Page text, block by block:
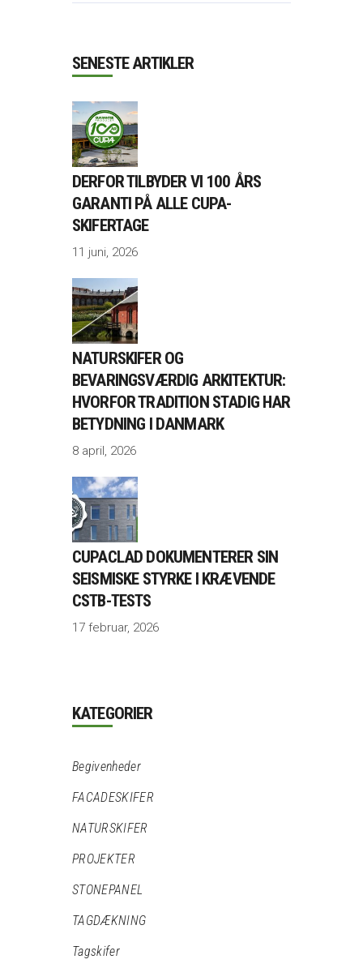
SENESTE ARTIKLER
DERFOR TILBYDER VI 100 ÅRS
GARANTI PÅ ALLE CUPA-
SKIFERTAGE
11 juni, 2026
NATURSKIFER OG
BEVARINGSVÆRDIG ARKITEKTUR:
HVORFOR TRADITION STADIG HAR
BETYDNING I DANMARK
8 april, 2026
CUPACLAD DOKUMENTERER SIN
SEISMISKE STYRKE I KRÆVENDE
CSTB-TESTS
17 februar, 2026
KATEGORIER
Begivenheder
FACADESKIFER
NATURSKIFER
PROJEKTER
STONEPANEL
TAGDÆKNING
Tagskifer